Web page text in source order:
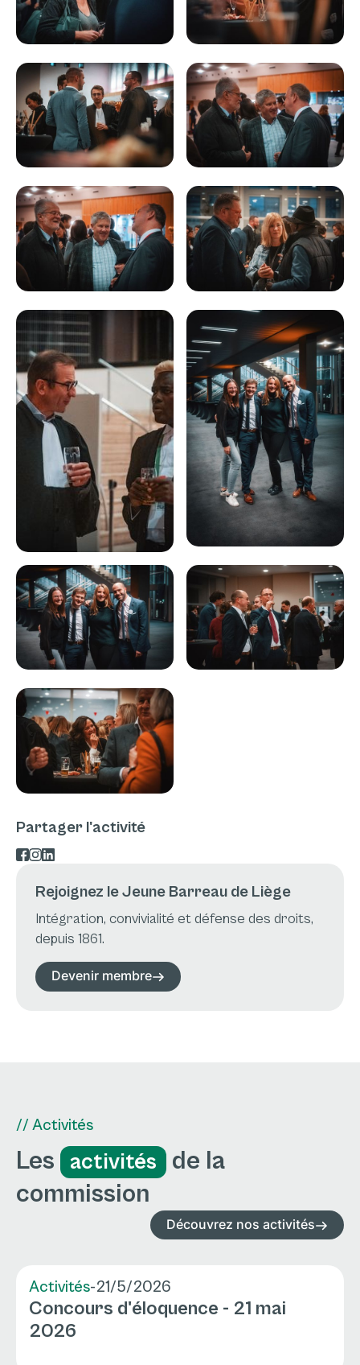
Partager l'activité
Rejoignez le Jeune Barreau de Liège
Intégration, convivialité et défense des droits,
depuis 1861.
Devenir membre
// Activités
Les activités
de la
commission
Découvrez nos activités
Activités-21/5/2026
Concours d'éloquence - 21 mai
2026